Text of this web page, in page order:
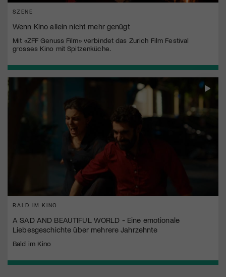
SZENE
Wenn Kino allein nicht mehr genügt
Mit «ZFF Genuss Film» verbindet das Zurich Film Festival
grosses Kino mit Spitzenküche.
BALD IM KINO
A SAD AND BEAUTIFUL WORLD - Eine emotionale
Liebesgeschichte über mehrere Jahrzehnte
Bald im Kino